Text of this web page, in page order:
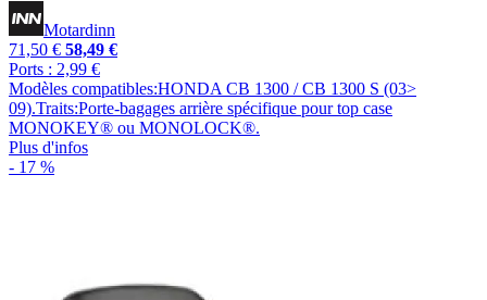
Motardinn
71,50 € 58,49 €
Ports : 2,99 €
Modèles compatibles:HONDA CB 1300 / CB 1300 S (03>
09).Traits:Porte-bagages arrière spécifique pour top case
MONOKEY® ou MONOLOCK®.
Plus d'infos
- 17 %